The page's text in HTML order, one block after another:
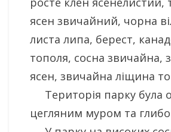
ясен звичайний, чорна
листа липа, берест,
тополя, сосна звичайна,
ясен, звичайна ліщина
Територія парку була
цегляним муром та